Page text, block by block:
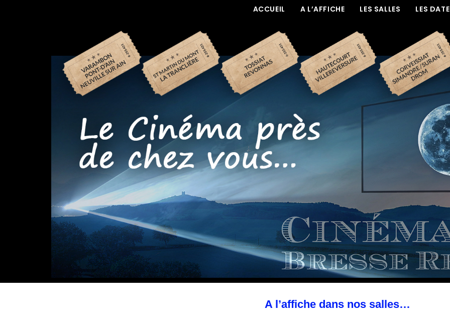
ACCUEIL A L’AFFICHE LES SALLES LES
A l’affiche dans nos salles…